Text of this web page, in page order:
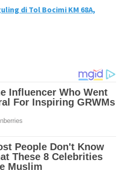
di Tol Bocimi KM 68A,